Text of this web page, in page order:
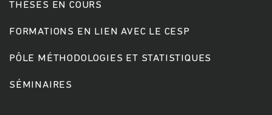
THÈSES EN COURS
FORMATIONS EN LIEN AVEC LE CESP
PÔLE MÉTHODOLOGIES ET STATISTIQUES
SÉMINAIRES